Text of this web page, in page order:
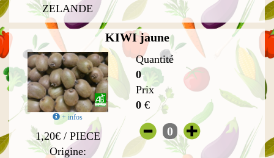
ZELANDE
KIWI jaune
+ infos
1,20€ / PIECE
Origine:
Quantité
0
Prix
0€
0